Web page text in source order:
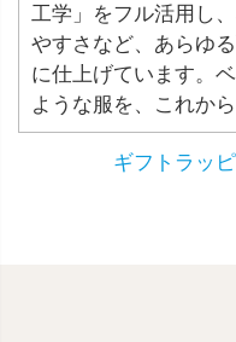
工学」をフル活用し
やすさなど、あらゆ
に仕上げています。
ような服を、これか
ギフトラッ